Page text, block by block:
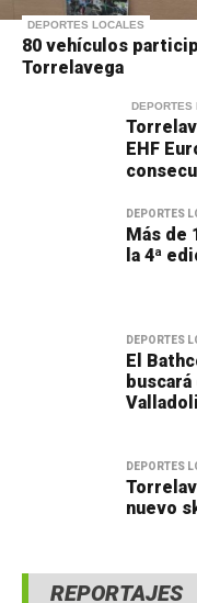
DEPORTES LOCALES
80 vehículos
Torrelavega
DEPORTES
EHF
DEPORTES
Más de
la 4ª
DEPORTES
El
DEPORTES
nuevo
REPORTAJES